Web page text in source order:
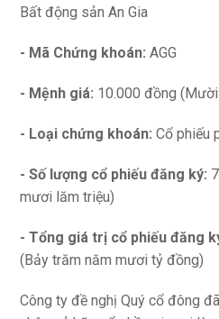
Bất động sản An Gia
- Mã Chứng khoán: AGG
- Mệnh giá: 10.000 đồng
- Loại chứng khoán: Cổ phiếu
- Số lượng cổ phiếu đăng ký:
mươi lăm triệu)
- Tổng giá trị cổ phiếu đăng
(Bảy trăm năm mươi tỷ đồng)
Công ty đề nghị Quý cổ đông